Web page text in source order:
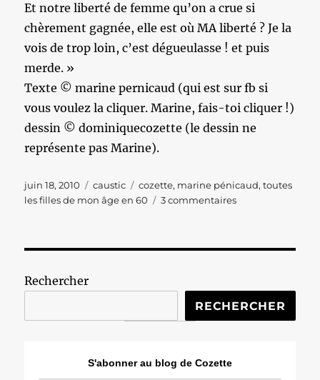
Et notre liberté de femme qu’on a crue si
chèrement gagnée, elle est où MA liberté ? Je la
vois de trop loin, c’est dégueulasse ! et puis
merde. »
Texte © marine pernicaud (qui est sur fb si
vous voulez la cliquer. Marine, fais-toi cliquer !)
dessin © dominiquecozette (le dessin ne
représente pas Marine).
Publié
le
juin 18, 2010 Catégories
caustic Étiquettes
cozette, marine pénicaud,toutes
les filles de mon âge en 60
3 commentairessur
Rechercher
RECHERCHER
S'abonner au blog de Cozette